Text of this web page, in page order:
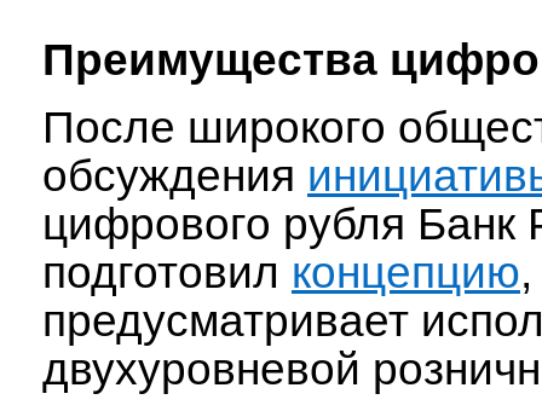
Преимущества
После широкого
обсуждения
цифрового рубля Банк
подготовил концепцию
предусматривает
двухуровневой